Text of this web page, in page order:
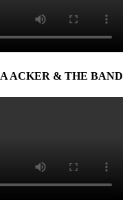
ACKER & THE BAND